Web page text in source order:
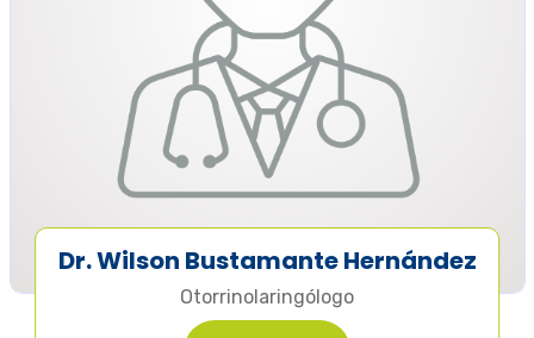
Dr. Wilson Bustamante Hernández
Otorrinolaringólogo